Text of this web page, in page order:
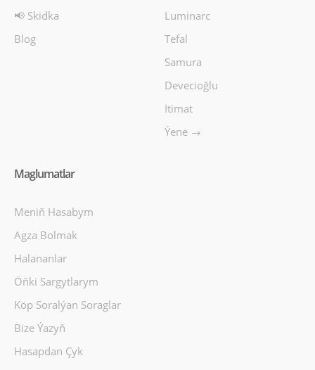
📢 Skidka
Blog
Luminarc
Tefal
Samura
Devecioğlu
Itimat
Ýene →
Maglumatlar
Meniň Hasabym
Agza Bolmak
Halananlar
Öňki Sargytlarym
Köp Soralýan Soraglar
Bize Ýazyň
Hasapdan Çyk